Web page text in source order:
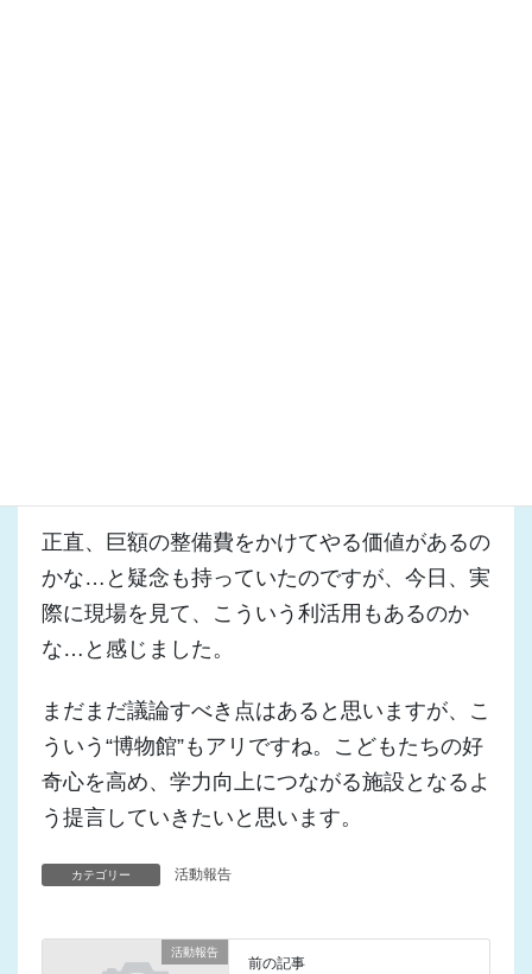
正直、巨額の整備費をかけてやる価値があるの
かな…と疑念も持っていたのですが、今日、実
際に現場を見て、こういう利活用もあるのか
な…と感じました。
まだまだ議論すべき点はあると思いますが、こ
ういう“博物館”もアリですね。こどもたちの好
奇心を高め、学力向上につながる施設となるよ
う提言していきたいと思います。
カテゴリー 活動報告
活動報告
前の記事